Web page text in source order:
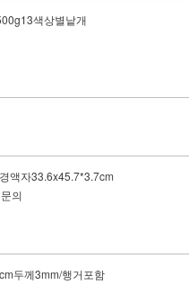
색상별낱개
액자33.6x45.7*3.7cm
의
두께3mm/행거포함